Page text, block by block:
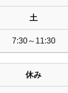
土
7:30～11:30
休み